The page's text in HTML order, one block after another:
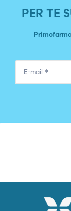
PER TE
Primofarma